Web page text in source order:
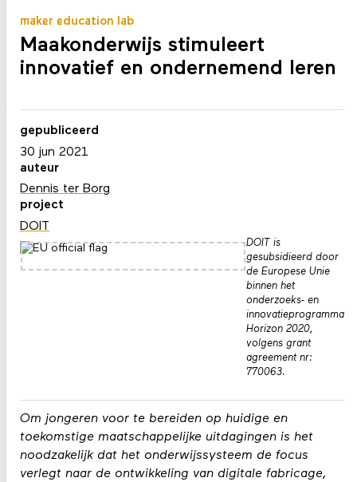
maker education lab
Maakonderwijs stimuleert
innovatief en ondernemend leren
Om jongeren voor te bereiden op huidige en
toekomstige maatschappelijke uitdagingen is het
noodzakelijk dat het onderwijssysteem de focus
verlegt naar de ontwikkeling van digitale fabricage,
gepubliceerd
30 jun 2021
auteur
Dennis ter Borg
project
DOIT
DOIT is
gesubsidieerd door
de Europese Unie
binnen het
onderzoeks- en
innovatieprogramma
Horizon 2020,
volgens grant
agreement nr:
770063.